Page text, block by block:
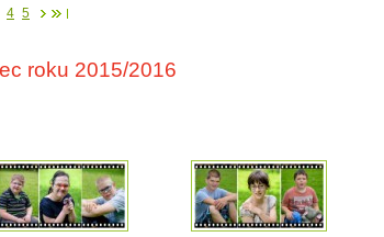
4 5
roku 2015/2016